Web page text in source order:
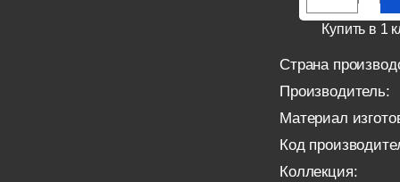
Купить в 1
Страна
Производитель:
Материал
Код
Коллекция: